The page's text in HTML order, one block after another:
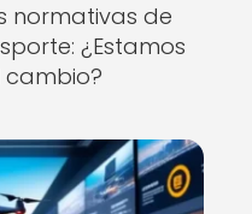
normativas de
¿Estamos
cambio?